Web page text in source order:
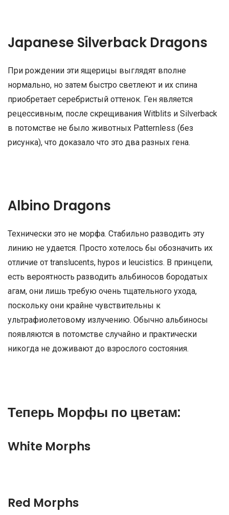
Japanese Silverback Dragons
При рождении эти ящерицы выглядят вполне
нормально, но затем быстро светлеют и их спина
приобретает серебристый оттенок. Ген является
рецессивным, после скрещивания Witblits и Silverback
в потомстве не было животных Patternless (без
рисунка), что доказало что это два разных гена.
Albino Dragons
Технически это не морфа. Стабильно разводить эту
линию не удается. Просто хотелось бы обозначить их
отличие от translucents, hypos и leucistics. В принцепи,
есть вероятность разводить альбиносов бородатых
агам, они лишь требую очень тщательного ухода,
поскольку они крайне чувствительны к
ультрафиолетовому излучению. Обычно альбиносы
появляются в потомстве случайно и практически
никогда не доживают до взрослого состояния.
Теперь Морфы по цветам:
White Morphs
Red Morphs